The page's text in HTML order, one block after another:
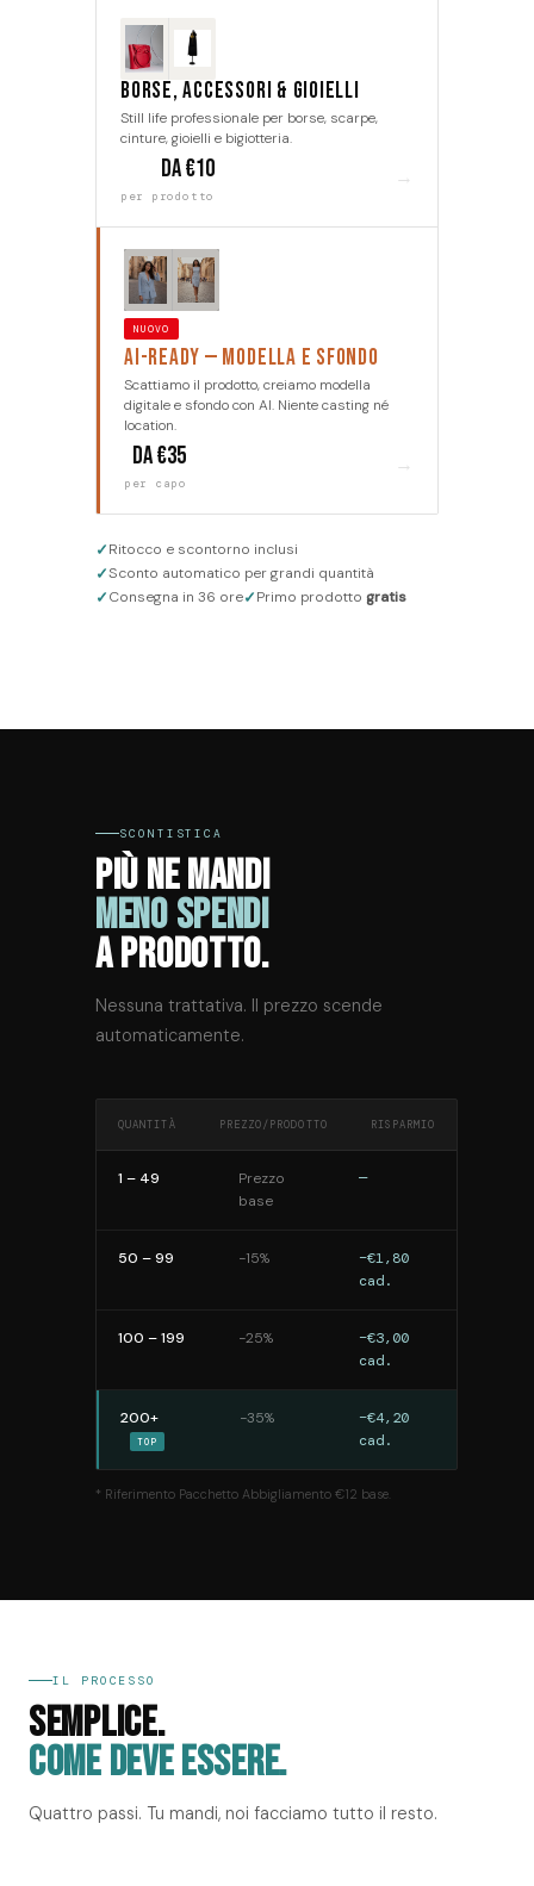
Borse, Accessori & Gioielli
Still life professionale per borse, scarpe,
cinture, gioielli e bigiotteria.
da €10
per prodotto
→
NUOVO
AI-Ready — Modella e sfondo
Scattiamo il prodotto, creiamo modella
digitale e sfondo con AI. Niente casting né
location.
da €35
per capo
→
✓Ritocco e scontorno inclusi
✓Sconto automatico per grandi quantità
✓Consegna in 36 ore✓Primo prodotto gratis
SCONTISTICA
PIÙ NE MANDI
MENO SPENDI
A PRODOTTO.
Nessuna trattativa. Il prezzo scende
automaticamente.
QUANTITÀ PREZZO/PRODOTTO RISPARMIO
1 – 49
Prezzo
base
—
50 – 99 −15%
−€1,80
cad.
100 – 199 −25%
−€3,00
cad.
200+
TOP
−35%
−€4,20
cad.
* Riferimento Pacchetto Abbigliamento €12 base.
IL PROCESSO
SEMPLICE.
COME DEVE ESSERE.
Quattro passi. Tu mandi, noi facciamo tutto il resto.